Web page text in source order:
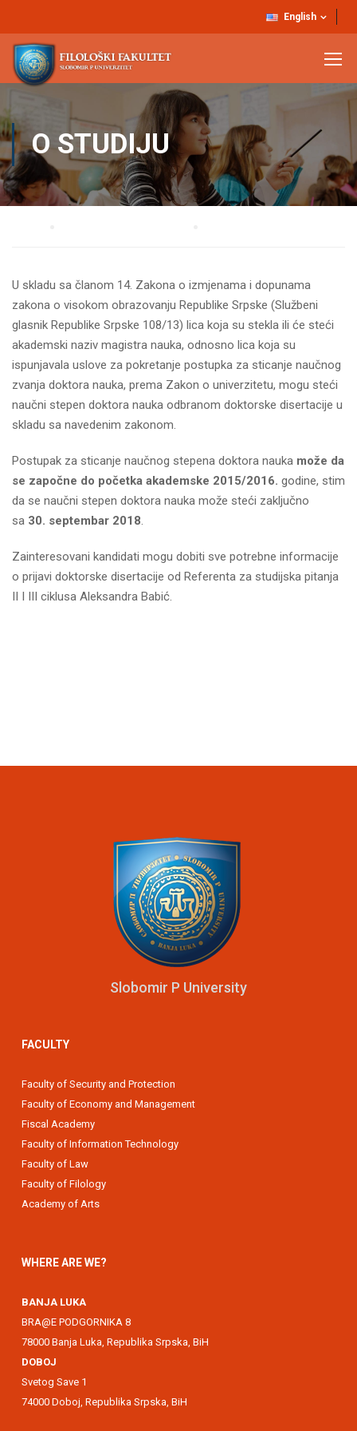
English
O STUDIJU
U skladu sa članom 14. Zakona o izmjenama i dopunama
zakona o visokom obrazovanju Republike Srpske (Službeni
glasnik Republike Srpske 108/13) lica koja su stekla ili će steći
akademski naziv magistra nauka, odnosno lica koja su
ispunjavala uslove za pokretanje postupka za sticanje naučnog
zvanja doktora nauka, prema Zakon o univerzitetu, mogu steći
naučni stepen doktora nauka odbranom doktorske disertacije u
skladu sa navedenim zakonom.
Postupak za sticanje naučnog stepena doktora nauka može da
se započne do početka akademske 2015/2016. godine, stim
da se naučni stepen doktora nauka može steći zaključno
sa 30. septembar 2018.
Zainteresovani kandidati mogu dobiti sve potrebne informacije
o prijavi doktorske disertacije od Referenta za studijska pitanja
II I III ciklusa Aleksandra Babić.
Slobomir P University
FACULTY
Faculty of Security and Protection
Faculty of Economy and Management
Fiscal Academy
Faculty of Information Technology
Faculty of Law
Faculty of Filology
Academy of Arts
WHERE ARE WE?
BANJA LUKA
BRA@E PODGORNIKA 8
78000 Banja Luka, Republika Srpska, BiH
DOBOJ
Svetog Save 1
74000 Doboj, Republika Srpska, BiH